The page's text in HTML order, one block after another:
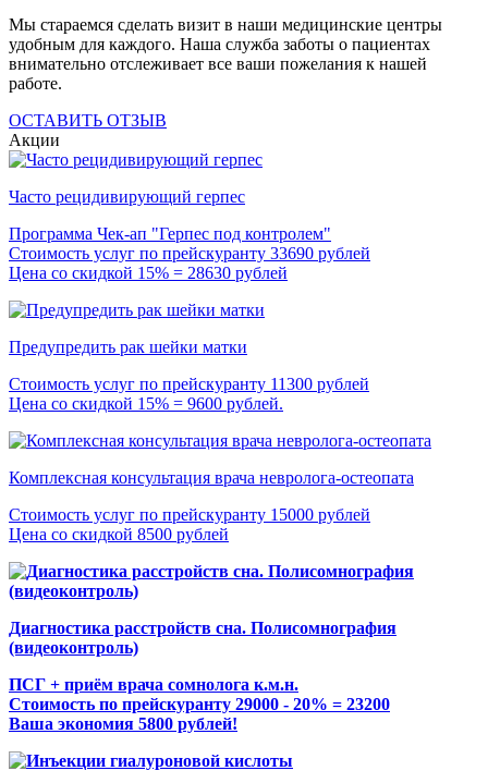
Мы стараемся сделать визит в наши медицинские центры
удобным для каждого. Наша служба заботы о пациентах
внимательно отслеживает все ваши пожелания к нашей
работе.
ОСТАВИТЬ ОТЗЫВ
Акции
Часто рецидивирующий герпес
Программа Чек-ап "Герпес под контролем"
Стоимость услуг по прейскуранту 33690 рублей
Цена со скидкой 15% = 28630 рублей
Предупредить рак шейки матки
Стоимость услуг по прейскуранту 11300 рублей
Цена со скидкой 15% = 9600 рублей.
Комплексная консультация врача невролога-остеопата
Стоимость услуг по прейскуранту 15000 рублей
Цена со скидкой 8500 рублей
Диагностика расстройств сна. Полисомнография
(видеоконтроль)
ПСГ + приём врача сомнолога к.м.н.
Стоимость по прейскуранту 29000 - 20% = 23200
Ваша экономия 5800 рублей!